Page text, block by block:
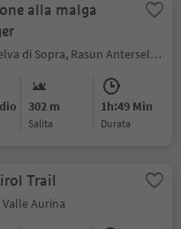
alla malga
Anterselva di Sopra, Rasun Anterselva, Regione dolomitica Plan de Corones
302 m
Salita
1h:49 Min
durata
Trail
Aurina